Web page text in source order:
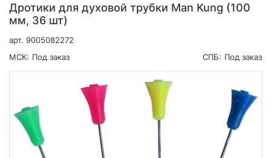
Дротики для духовой трубки Man Kung (100
мм, 36 шт)
арт. 9005082272
МСК: Под заказ СПБ: Под заказ